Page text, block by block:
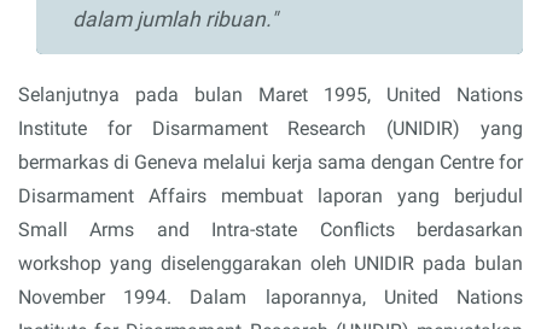
dalam jumlah ribuan."
Selanjutnya pada bulan Maret 1995, United Nations
Institute for Disarmament Research (UNIDIR) yang
bermarkas di Geneva melalui kerja sama dengan Centre for
Disarmament Affairs membuat laporan yang berjudul
Small Arms and Intra-state Conflicts berdasarkan
workshop yang diselenggarakan oleh UNIDIR pada bulan
November 1994. Dalam laporannya, United Nations